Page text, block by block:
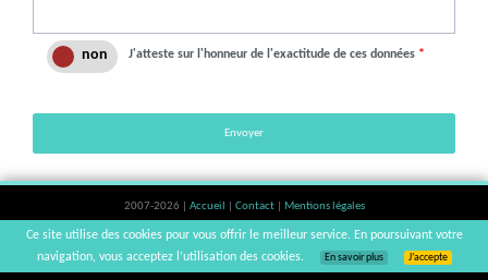
J'atteste sur l'honneur de l'exactitude de ces données *
Envoyer
2007-2026 | Accueil Contact
Mentions légales
L'abus d'alcool est dangereux pour la santé, à consommer avec modération. |
vinsnaturels | v3.12
Ce site utilise des cookies pour vous offrir le meilleur service. En poursuivant votre
navigation, vous acceptez l’utilisation des cookies.
En savoir plus J’accepte